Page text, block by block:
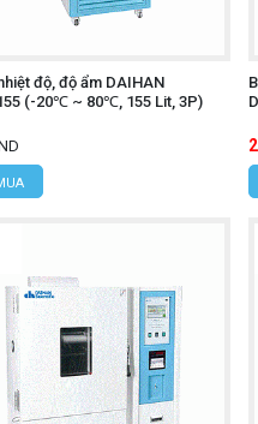
độ, độ ẩm DAIHAN
(-20℃ ~ 80℃, 155 Lit, 3P)